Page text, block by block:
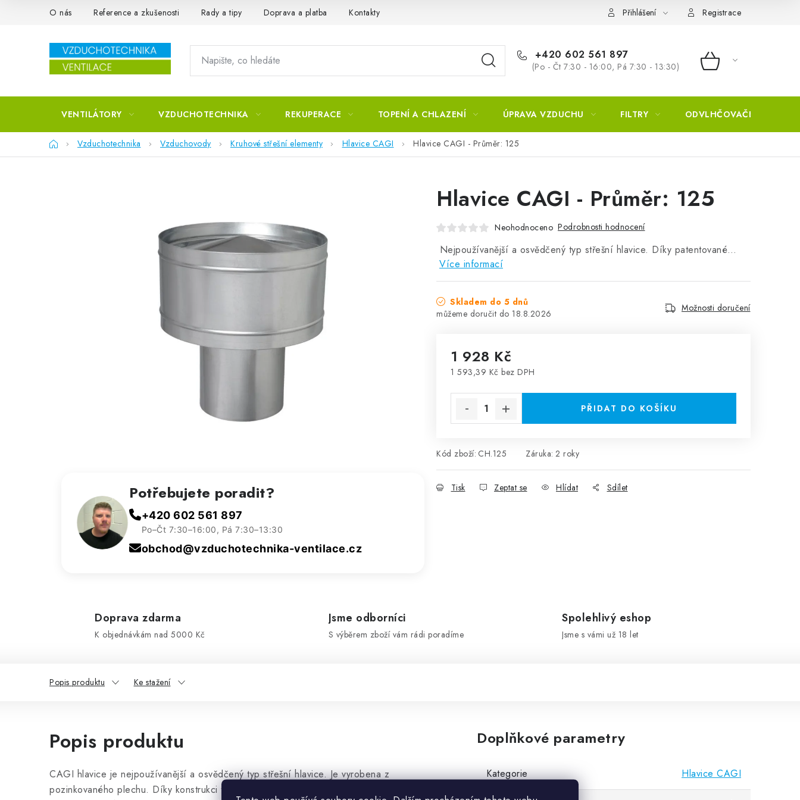
Přejít na obsahO nás Reference a zkušenosti Rady a tipy Doprava a platba Kontakty Přihlášení Registrace
+420 602 561 897
(Po - Čt 7:30 - 16:00, Pá 7:30 - 13:30) NÁKUPNÍ
VENTILÁTORY VZDUCHOTECHNIKA REKUPERACE TOPENÍ A CHLAZENÍ ÚPRAVA VZDUCHU FILTRY ODVLHČOVAČE
DomůVzduchotechnika Vzduchovody Kruhové střešní elementy Hlavice CAGI Hlavice CAGI - Průměr: 125
Hlavice CAGI - Průměr: 125
Neohodnoceno Podrobnosti hodnocení
Nejpoužívanější a osvědčený typ střešní hlavice. Díky patentované…
Více informací
Skladem do 5 dnů
18.8.2026
Možnosti doručení
1 928 Kč
1 593,39 Kč bez DPH
PŘIDAT DO KOŠÍKU
Kód zboží: CH.125 Záruka: 2 roky
Tisk Zeptat se Hlídat Sdílet
Potřebujete poradit?
+420 602 561 897
Po–Čt 7:30–16:00, Pá 7:30–13:30
obchod@vzduchotechnika-ventilace.cz
Doprava zdarma
K objednávkám nad 5000 Kč
Jsme odborníci
S výběrem zboží vám rádi poradíme
Spolehlivý eshop
Jsme s vámi už 18 let
Popis produktu Ke stažení
Popis produktu
CAGI hlavice je nejpoužívanější a osvědčený typ střešní hlavice. Je vyrobena z
pozinkovaného plechu. Díky konstrukci tento střešní prvek napomáhá
Doplňkové parametry
Kategorie Hlavice CAGI